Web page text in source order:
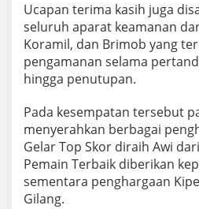
Ucapan terima kasih juga
seluruh aparat keamanan
Koramil, dan Brimob yang
pengamanan selama
hingga penutupan.
Pada kesempatan tersebut
menyerahkan berbagai
Gelar Top Skor diraih Awi
Pemain Terbaik diberikan
sementara penghargaan
Gilang.